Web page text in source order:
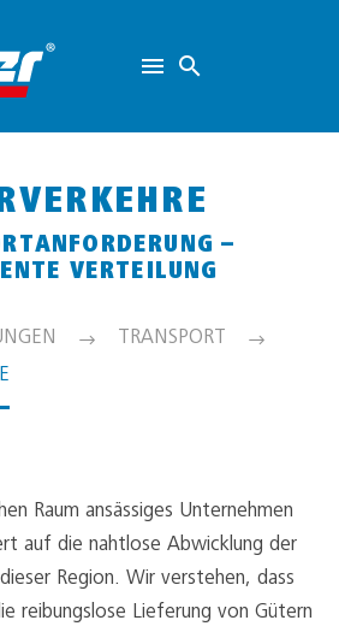
–
VERTEILUNG
TRANSPORT
Raum ansässiges Unternehmen
auf die nahtlose Abwicklung der
Region. Wir verstehen, dass
reibungslose Lieferung von Gütern